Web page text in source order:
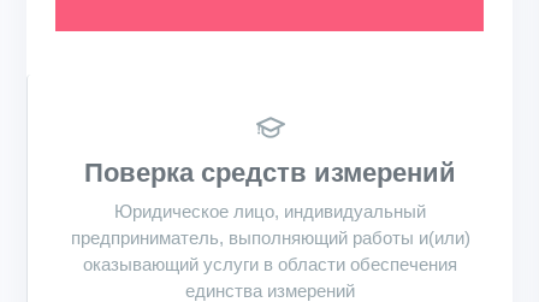
Поверка средств измерений
Юридическое лицо, индивидуальный
предприниматель, выполняющий работы и(или)
оказывающий услуги в области обеспечения
единства измерений